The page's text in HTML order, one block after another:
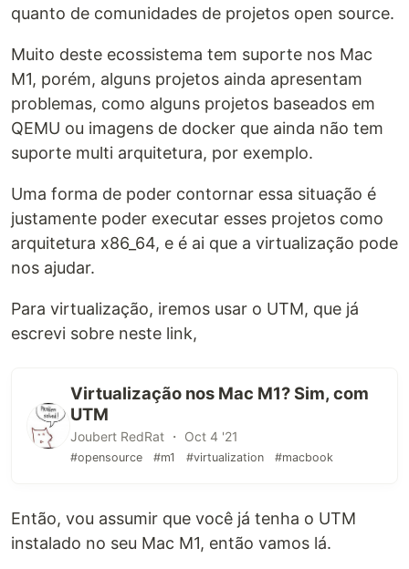
quanto de comunidades de projetos open source.
Muito deste ecossistema tem suporte nos Mac
M1, porém, alguns projetos ainda apresentam
problemas, como alguns projetos baseados em
QEMU ou imagens de docker que ainda não tem
suporte multi arquitetura, por exemplo.
Uma forma de poder contornar essa situação é
justamente poder executar esses projetos como
arquitetura x86_64, e é ai que a virtualização pode
nos ajudar.
Para virtualização, iremos usar o UTM, que já
escrevi sobre neste link,
Virtualização nos Mac M1? Sim, com
UTM
Joubert RedRat ・ Oct 4 '21
#opensource #m1 #virtualization #macbook
Então, vou assumir que você já tenha o UTM
instalado no seu Mac M1, então vamos lá.